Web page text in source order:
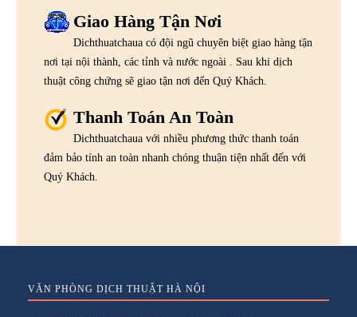
Giao Hàng Tận Nơi
Dichthuatchaua có đội ngũ chuyên biệt giao hàng tận
nơi tại nội thành, các tỉnh và nước ngoài . Sau khi dịch
thuật công chứng sẽ giao tận nơi đến Quý Khách.
Thanh Toán An Toàn
Dichthuatchaua với nhiều phương thức thanh toán
đảm bảo tính an toàn nhanh chóng thuận tiện nhất đến với
Quý Khách.
VĂN PHÒNG DỊCH THUẬT HÀ NỘI